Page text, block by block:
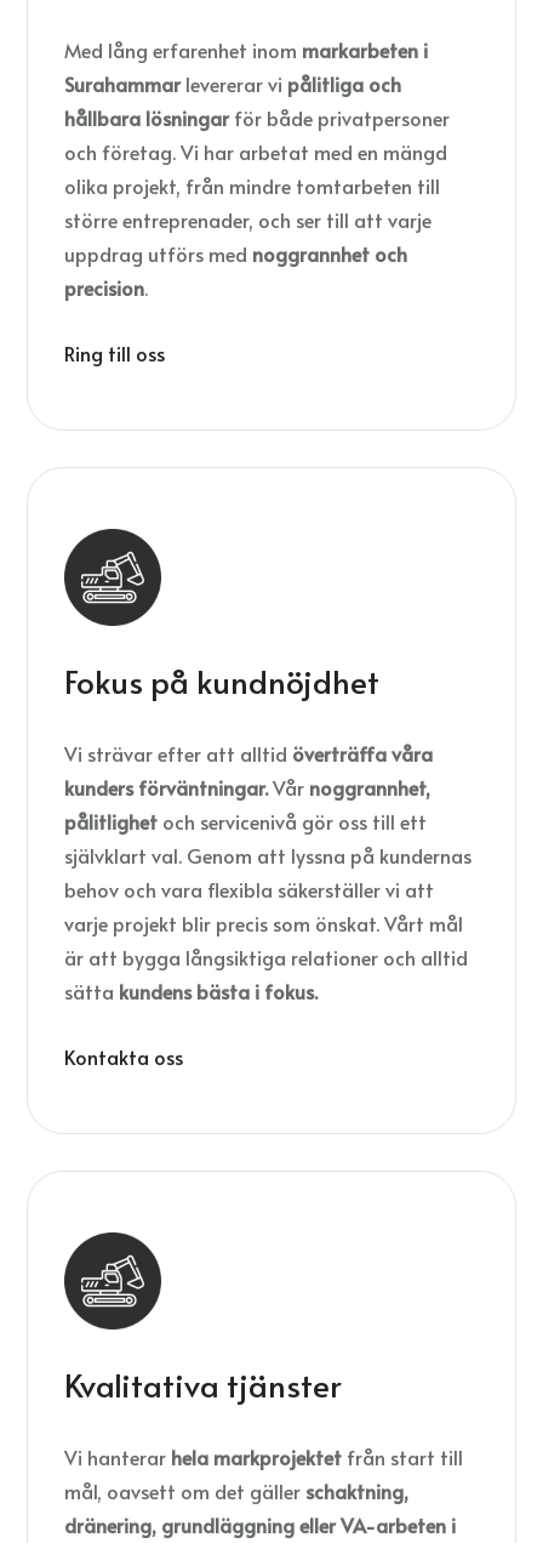
Med lång erfarenhet inom markarbeten i
Surahammarlevererar vi pålitliga och
hållbara lösningarför både privatpersoner
och företag. Vi har arbetat med en mängd
olika projekt, från mindre tomtarbeten till
större entreprenader, och ser till att varje
uppdrag utförs med noggrannhet och
precision.
Ring till oss
Fokus på kundnöjdhet
Vi strävar efter att alltid överträffa våra
kunders förväntningar.Vår noggrannhet,
pålitlighet och servicenivå gör oss till ett
självklart val. Genom att lyssna på kundernas
behov och vara flexibla säkerställer vi att
varje projekt blir precis som önskat. Vårt mål
är att bygga långsiktiga relationer och alltid
sätta kundens bästa i fokus.
Kontakta oss
Kvalitativa tjänster
Vi hanterar hela markprojektet från start till
mål, oavsett om det gäller schaktning,
dränering, grundläggning eller VA-arbeten i